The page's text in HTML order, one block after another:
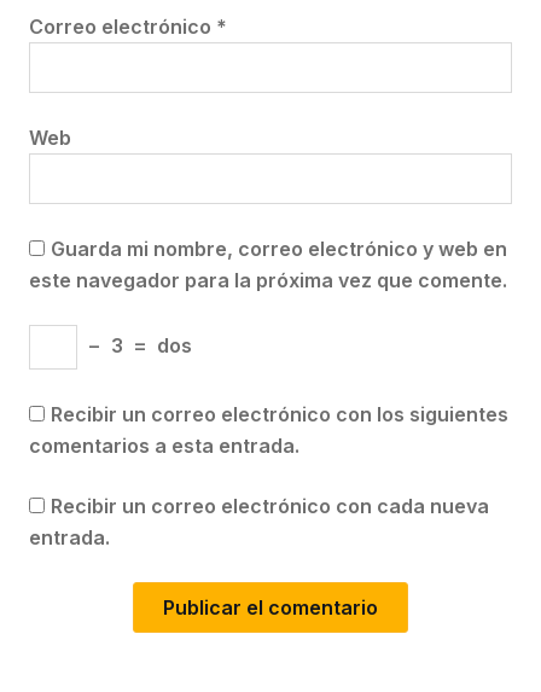
Correo electrónico *
Web
Guarda mi nombre, correo electrónico y web en
este navegador para la próxima vez que comente.
− 3 = dos
Recibir un correo electrónico con los siguientes
comentarios a esta entrada.
Recibir un correo electrónico con cada nueva
entrada.